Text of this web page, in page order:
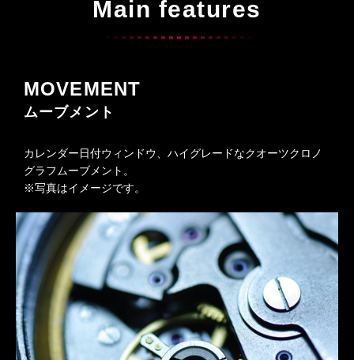
Main features
MOVEMENT
ムーブメント
カレンダー日付ウィンドウ、ハイグレードなクオーツクロノ
グラフムーブメント。
※写真はイメージです。